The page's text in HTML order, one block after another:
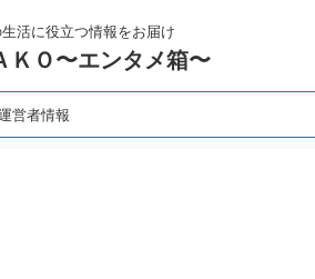
活に役立つ情報をお届け
ＫＯ〜エンタメ箱〜
営者情報